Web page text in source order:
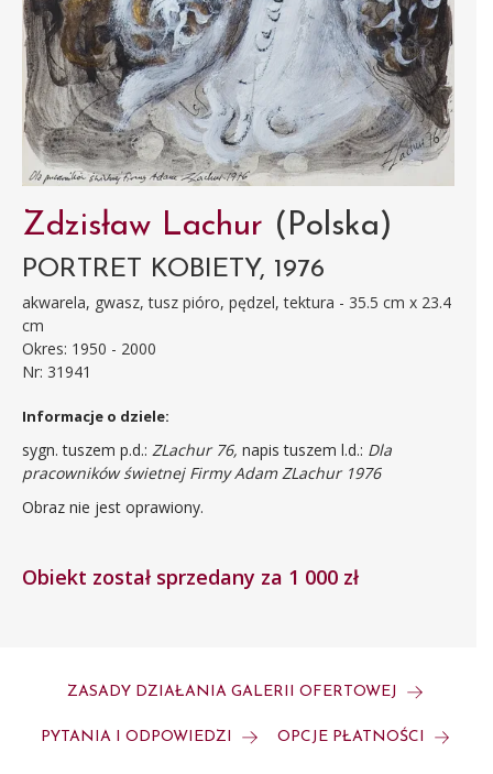
Zdzisław Lachur (Polska)
PORTRET KOBIETY, 1976
akwarela, gwasz, tusz pióro, pędzel, tektura - 35.5 cm x 23.4
cm
Okres: 1950 - 2000
Nr: 31941
Informacje o dziele:
sygn. tuszem p.d.: ZLachur 76, napis tuszem l.d.: Dla
pracowników świetnej Firmy Adam ZLachur 1976
Obraz nie jest oprawiony.
Obiekt został sprzedany za 1 000 zł
ZASADY DZIAŁANIA GALERII OFERTOWEJ
PYTANIA I ODPOWIEDZI OPCJE PŁATNOŚCI